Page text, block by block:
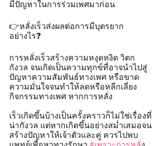
มีปัญหาในการร่วมเพศมาก่อน
👉หลั่งเร็วส่งผลต่อการมีบุตรยาก
อย่างไร❓
การหลั่งเร็วสร้างความหงุดหงิด วิตก
กังวล จนเกิดเป็นความทุกข์ที่อาจนำไปสู่
ปัญหาความสัมพันธ์ทางเพศ หรือขาด
ความมั่นใจจนทำให้ลดหรือหลีกเลี่ยง
กิจกรรมทางเพศ หากการหลั่ง
เร็วเกิดขึ้นบ้างเป็นครั้งคราวก็ไม่ใช่เรื่องที่
น่ากังวล แต่หากเกิดขึ้นอย่างสม่ำเสมอจน
สร้างปัญหาให้เจ้าตัวและคู่ ควรไปพบ